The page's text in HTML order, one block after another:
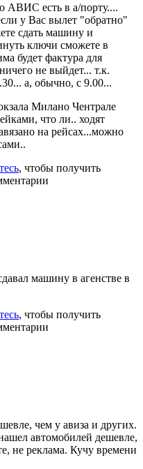
АВИС есть в а/порту....
у Вас вылет "обратно"
сдать машину и
ключи сможете в
будет фактура для
не выйдет... т.к.
а, обычно, с 9.00...
Милано Чентрале
что ли.. ходят
на рейсах...можно
, чтобы получить
машину в агенстве в
, чтобы получить
чем у авиза и других.
автомобилей дешевле,
не реклама. Кучу времени